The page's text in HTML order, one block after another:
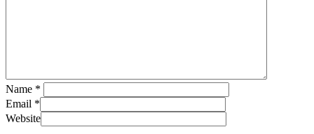
Name *
Email *
Website